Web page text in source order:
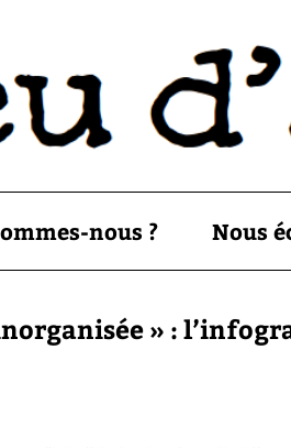
nous ? Nous
» :